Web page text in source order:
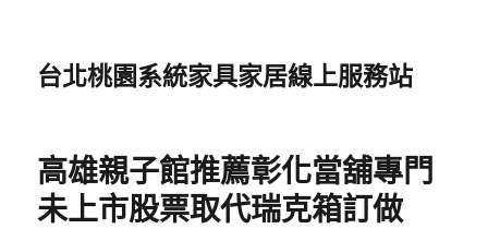
台北桃園系統家具家居線上服務站
高雄親子館推薦彰化當舖專門
未上市股票取代瑞克箱訂做